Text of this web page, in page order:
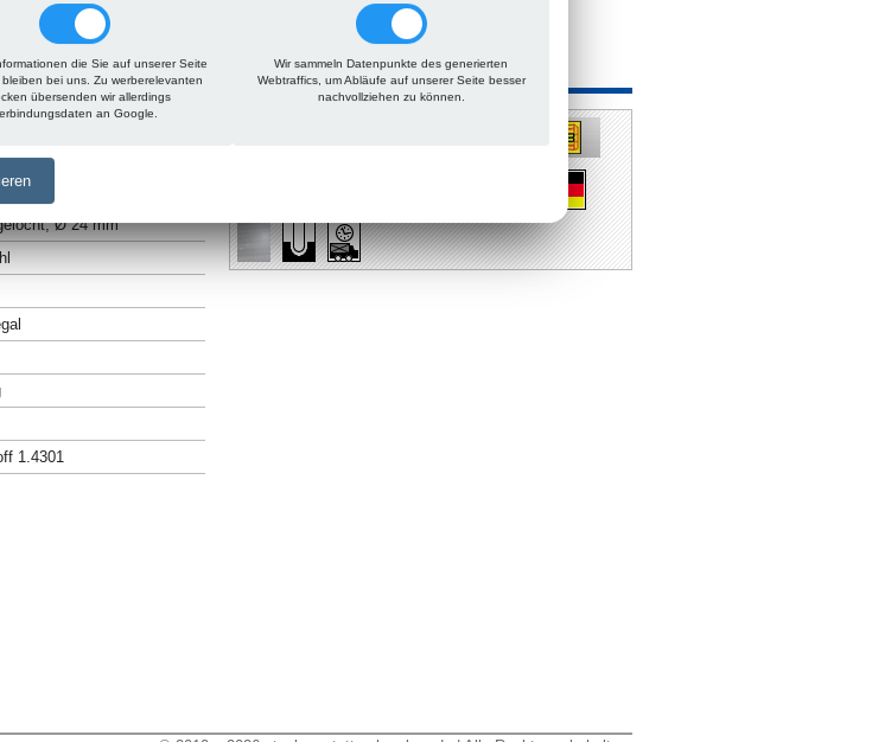
Beschreibung Zu diesem Artikel passt auch
Ø 24 mm
1.4301
die Sie auf unserer Seite
bei uns. Zu werberelevanten
übersenden wir allerdings
an Google.
Wir sammeln Datenpunkte des generierten
Webtraffics, um Abläufe auf unserer Seite besser
nachvollziehen zu können.